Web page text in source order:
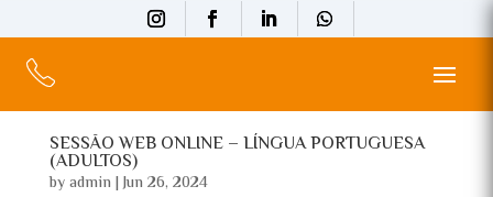
SESSÃO WEB ONLINE – LÍNGUA PORTUGUESA
(ADULTOS)
byadmin |Jun 26, 2024